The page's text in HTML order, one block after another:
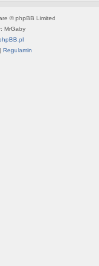
© phpBB Limited
MrGaby
| Regulamin